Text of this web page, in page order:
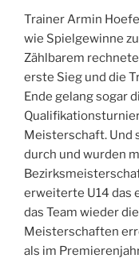
Trainer Armin
wie Spielgewinne
Zählbarem
erste Sieg und die
Ende gelang sogar
Meisterschaft. Und
durch und wurden
erweiterte U14 das
das Team wieder
Meisterschaften
als im